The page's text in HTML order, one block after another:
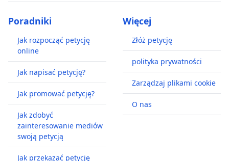
Poradniki
Jak rozpocząć petycję
online
Jak napisać petycję?
Jak promować petycję?
Jak zdobyć
zainteresowanie mediów
swoją petycją
Jak przekazać petycję
Więcej
Złóż petycję
polityka prywatności
Zarządzaj plikami cookie
O nas